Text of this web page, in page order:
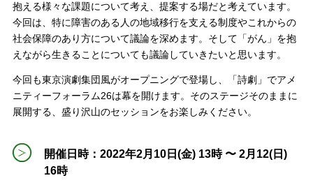
抱える様々な課題について考え、提案する場だと考えています。
今回は、特に障害のある人の地域移行を支える制度やこれからの
社会保障のあり方について議論を深めます。そして「がん」を抱
えながら生きることについても議論していきたいと思います。
今回も東京演劇集団風がオープニングで登場し、「詩劇」でアメ
ニティーフォーラム26は幕を開けます。そのステージそのままに
展開する、盛り沢山のセッションをお楽しみください。
開催日時：2022年2月10日(金) 13時 〜 2月12(日)
16時